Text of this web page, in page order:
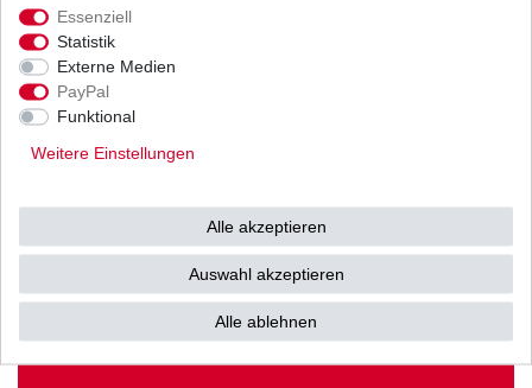
Beschreibung
Weitere Details
NX250 / 2
Typ: MD21 / MD25
Baujahr: 1988 - 1995
Essenziell
Statistik
Externe Medien
PayPal
Funktional
Weitere Einstellungen
Alle akzeptieren
Auswahl akzeptieren
Alle ablehnen